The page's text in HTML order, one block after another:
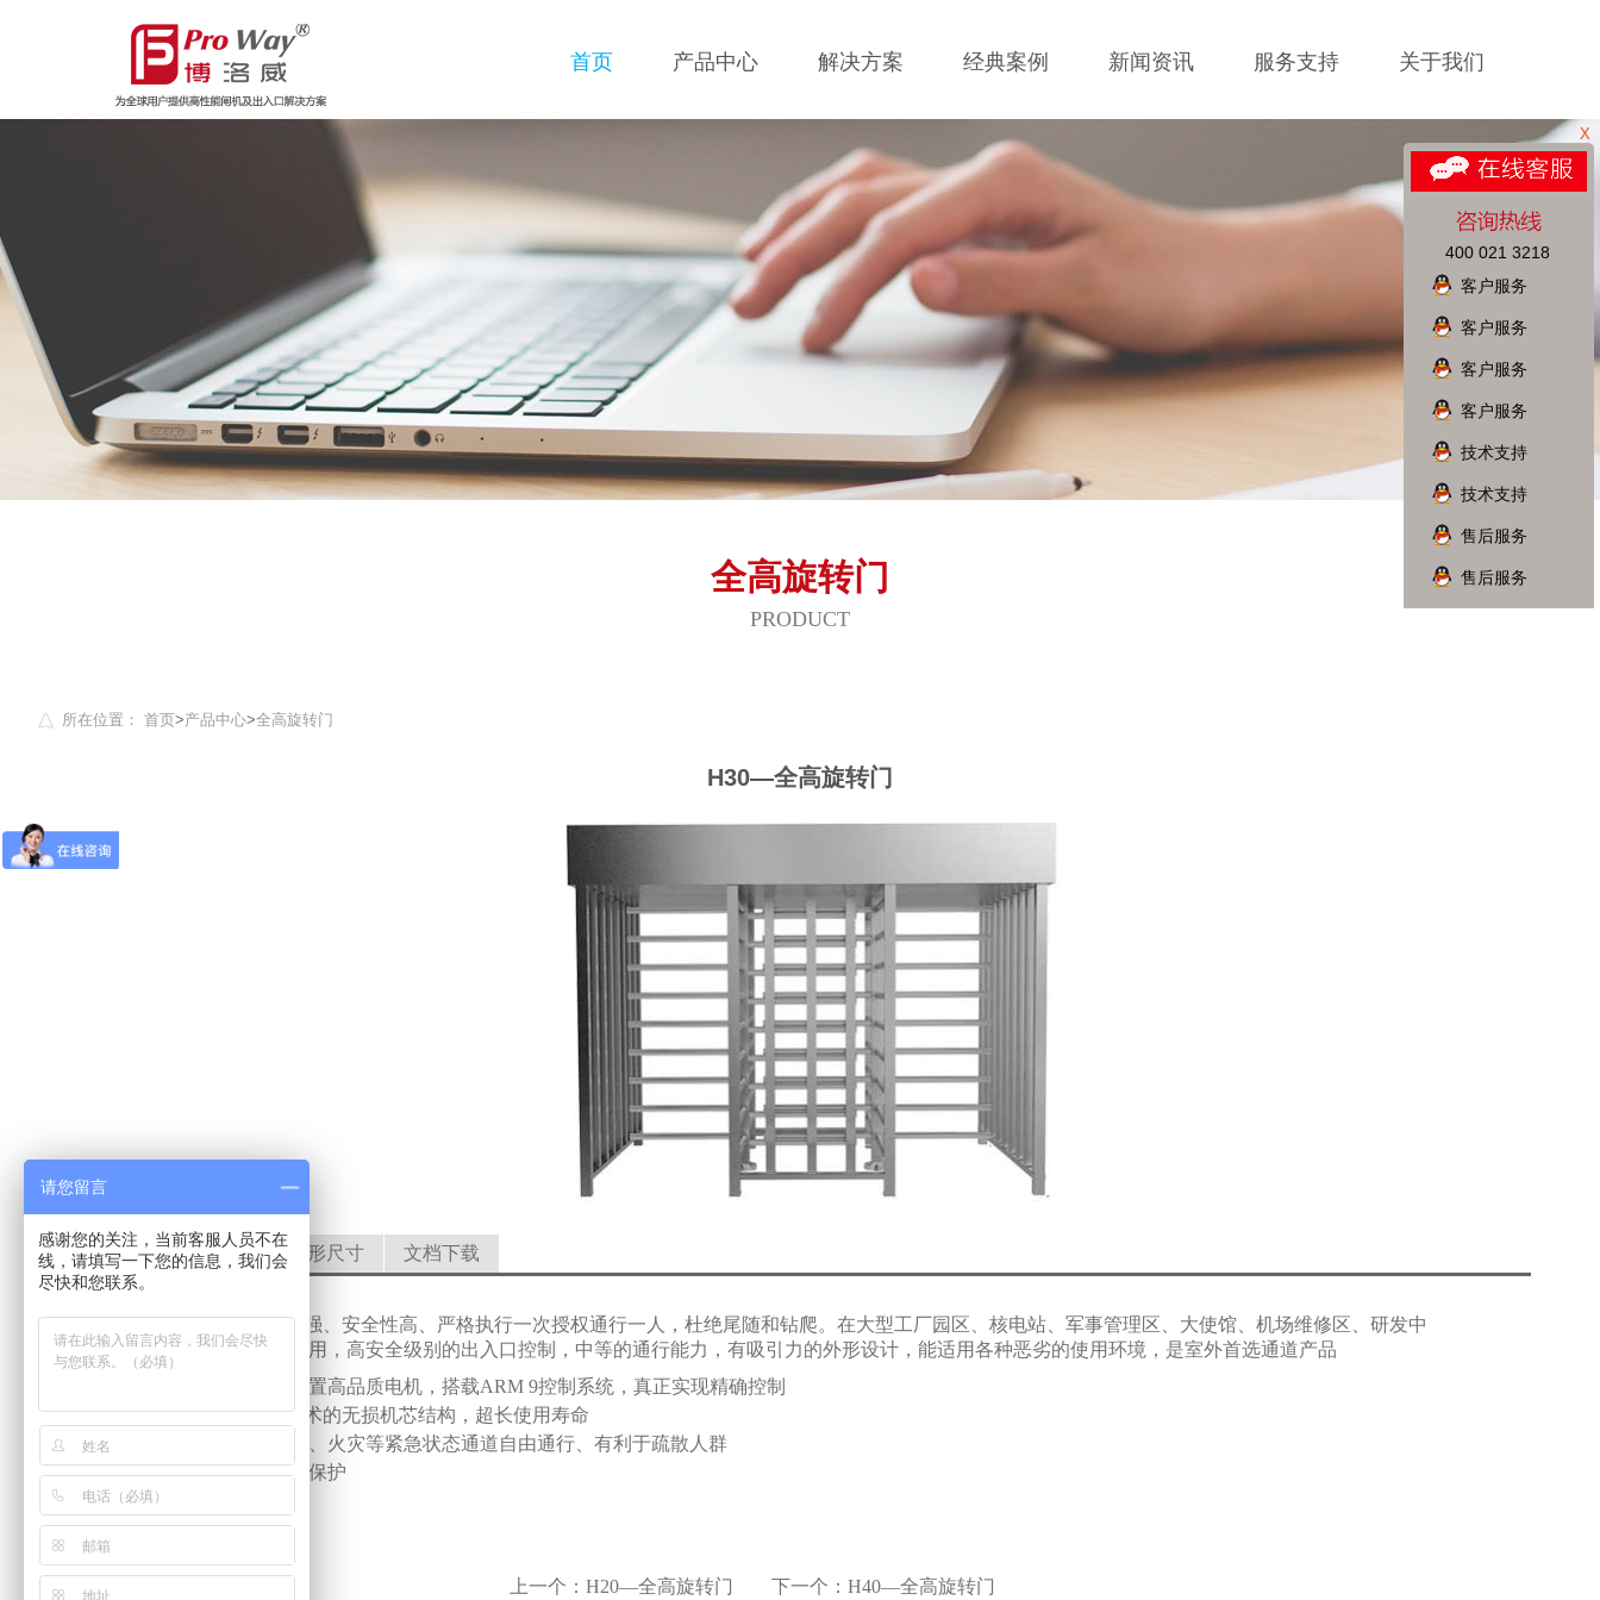
首页 产品中心 解决方案 经典案例 新闻资讯 服务支持 关于我们
全高旋转门
PRODUCT
所在位置： 首页>产品中心>全高旋转门
H30—全高旋转门
功能特性 技术参数 外形尺寸 文档下载
博洛威H系列全高旋转闸整体性强、安全性高、严格执行一次授权通行一人，杜绝尾随和钻爬。在大型工厂园区、核电站、军事管理区、大使馆、机场维修区、研发中
心、体育馆等高安全场所广泛应用，高安全级别的出入口控制，中等的通行能力，有吸引力的外形设计，能适用各种恶劣的使用环境，是室外首选通道产品
强大稳定的核心控制系统：配置高品质电机，搭载ARM 9控制系统，真正实现精确控制
l性能稳定易维护、基于德国技术的无损机芯结构，超长使用寿命
全方位的人身安全保护、断电、火灾等紧急状态通道自由通行、有利于疏散人群
l
具备红外防夹和机械防夹双重保护
点击量：3377
上一个： H20—全高旋转门 下一个： H40—全高旋转门
X
400 021 3218
客户服务
客户服务
客户服务
客户服务
技术支持
技术支持
售后服务
售后服务
请您留言
感谢您的关注，当前客服人员不在
线，请填写一下您的信息，我们会
尽快和您联系。